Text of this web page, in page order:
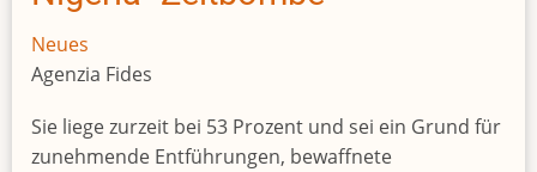
Neues
Agenzia Fides
Sie liege zurzeit bei 53 Prozent und sei ein Grund für
zunehmende Entführungen, bewaffnete